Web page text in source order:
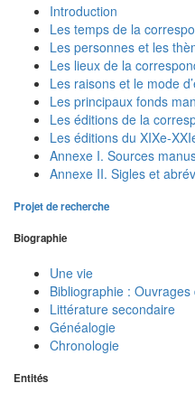
Introduction
Les temps de la
Les personnes et les
Les lieux de la
Les raisons et le mode
Les principaux fonds
Les éditions de la
Les éditions du XIXe-
Annexe I. Sources
Annexe II. Sigles et
Projet de recherche
Biographie
Une vie
Bibliographie :
Littérature secondaire
Généalogie
Chronologie
Entités